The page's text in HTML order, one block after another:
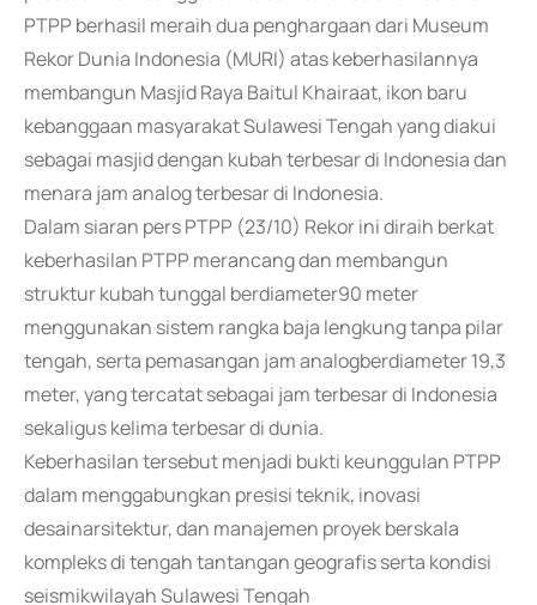
PTPP berhasil meraih dua penghargaan dari Museum
Rekor Dunia Indonesia (MURI) atas keberhasilannya
membangun Masjid Raya Baitul Khairaat, ikon baru
kebanggaan masyarakat Sulawesi Tengah yang diakui
sebagai masjid dengan kubah terbesar di Indonesia dan
menara jam analog terbesar di Indonesia.
Dalam siaran pers PTPP (23/10) Rekor ini diraih berkat
keberhasilan PTPP merancang dan membangun
struktur kubah tunggal berdiameter90 meter
menggunakan sistem rangka baja lengkung tanpa pilar
tengah, serta pemasangan jam analogberdiameter 19,3
meter, yang tercatat sebagai jam terbesar di Indonesia
sekaligus kelima terbesar di dunia.
Keberhasilan tersebut menjadi bukti keunggulan PTPP
dalam menggabungkan presisi teknik, inovasi
desainarsitektur, dan manajemen proyek berskala
kompleks di tengah tantangan geografis serta kondisi
seismikwilayah Sulawesi Tengah